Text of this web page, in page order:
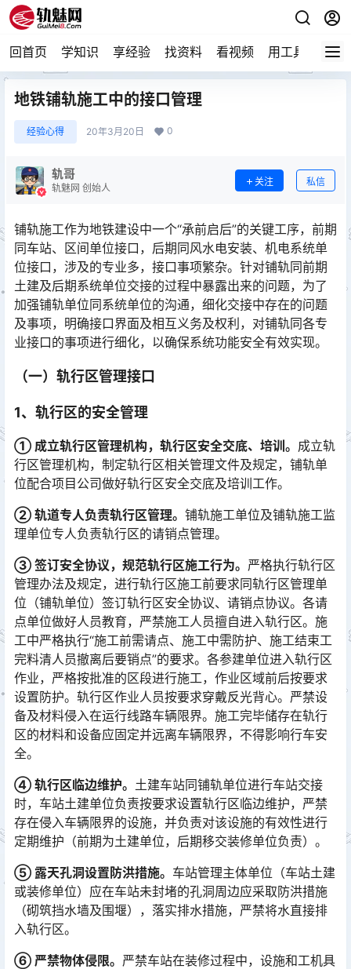
回首页 学知识 享经验 找资料 看视频 用工具 论技
地铁铺轨施工中的接口管理
经验心得 20年3月20日 0
轨哥
轨魅网 创始人
关注 私信
铺轨施工作为地铁建设中一个“承前启后”的关键工序，前期
同车站、区间单位接口，后期同风水电安装、机电系统单
位接口，涉及的专业多，接口事项繁杂。针对铺轨同前期
土建及后期系统单位交接的过程中暴露出来的问题，为了
加强铺轨单位同系统单位的沟通，细化交接中存在的问题
及事项，明确接口界面及相互义务及权利，对铺轨同各专
业接口的事项进行细化，以确保系统功能安全有效实现。󠅅󠅃󠄵󠅂󠄪󠇖󠆨󠆨󠇕󠆞󠆒󠅬󠇘󠆭󠆘󠇙󠆝󠅵󠇗󠆭󠆁󠄐󠇗󠅹󠅸󠇖󠆍󠅳󠇖󠅹󠅰󠇖󠆌󠅹
（一）轨行区管理接口
1、轨行区的安全管理
① 成立轨行区管理机构，轨行区安全交底、培训。 成立轨
行区管理机构，制定轨行区相关管理文件及规定，铺轨单
位配合项目公司做好轨行区安全交底及培训工作。
② 轨道专人负责轨行区管理。 铺轨施工单位及铺轨施工监
理单位专人负责轨行区的请销点管理。
③ 签订安全协议，规范轨行区施工行为。 严格执行轨行区
管理办法及规定，进行轨行区施工前要求同轨行区管理单
位（铺轨单位）签订轨行区安全协议、请销点协议。各请
点单位做好人员教育，严禁施工人员擅自进入轨行区。施
工中严格执行“施工前需请点、施工中需防护、施工结束工
完料清人员撤离后要销点”的要求。各参建单位进入轨行区
作业，严格按批准的区段进行施工，作业区域前后按要求
设置防护。轨行区作业人员按要求穿戴反光背心。严禁设
备及材料侵入在运行线路车辆限界。施工完毕储存在轨行
区的材料和设备应固定并远离车辆限界，不得影响行车安
全。󠅅󠅃󠄵󠅂󠄪󠇖󠆨󠆨󠇕󠆞󠆒󠅬󠇘󠆭󠆘󠇙󠆝󠅵󠇗󠆭󠆁󠄐󠇗󠅹󠅸󠇖󠆍󠅳󠇖󠅹󠅰󠇖󠆌󠅹
④ 轨行区临边维护。 土建车站同铺轨单位进行车站交接
时，车站土建单位负责按要求设置轨行区临边维护，严禁
存在侵入车辆限界的设施，并负责对该设施的有效性进行
定期维护（前期为土建单位，后期移交装修单位负责）。󠅅󠅃󠄵󠅂󠄪󠇖󠆨󠆨󠇕󠆞󠆒󠅬󠇘󠆭󠆘󠇙󠆝󠅵󠇗󠆭󠆁󠄐󠇗󠅹󠅸󠇖󠆍󠅳󠇖󠅹󠅰󠇖󠆌󠅹
⑤ 露天孔洞设置防洪措施。 车站管理主体单位（车站土建
或装修单位）应在车站未封堵的孔洞周边应采取防洪措施
（砌筑挡水墙及围堰），落实排水措施，严禁将水直接排
入轨行区。
⑥ 严禁物体侵限。 严禁车站在装修过程中，设施和工机具